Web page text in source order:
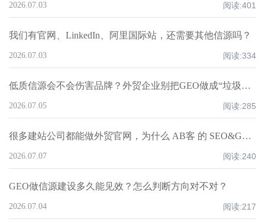
2026.07.03 阅读:401
我们有官网、LinkedIn、阿里国际站，还需要其他信源吗？
2026.07.03 阅读:334
低质信源会不会伤害品牌？外贸企业别把GEO做成“垃圾外链2.0”
2026.07.05 阅读:285
很多建站公司都能做外贸官网，为什么 AB客 的 SEO&GEO 智能建站系统更适合获客型企业？
2026.07.07 阅读:240
GEO做信源建设多久能见效？怎么判断方向对不对？
2026.07.04 阅读:217